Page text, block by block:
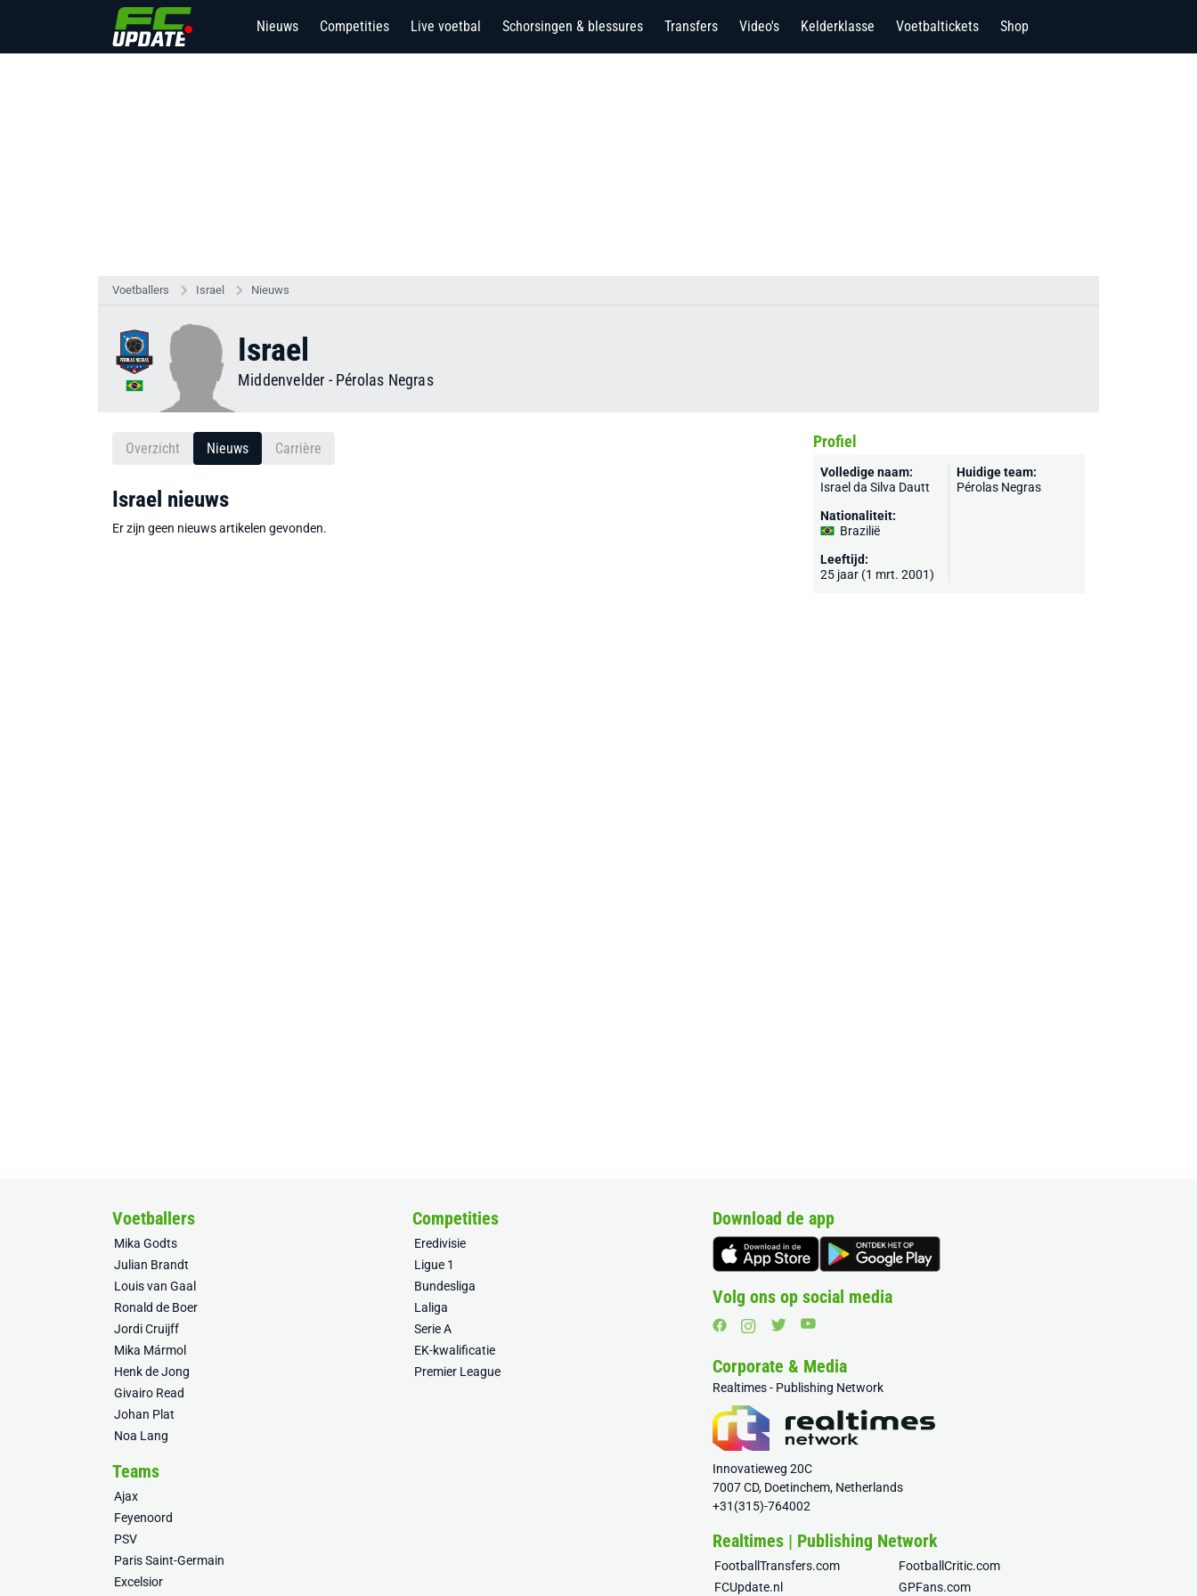
Nieuws Competities Live voetbal Schorsingen & blessures Transfers Video's Kelderklasse Voetbaltickets Shop
Voetballers Israel Nieuws
Israel
Middenvelder - Pérolas Negras
Overzicht Nieuws Carrière
Israel nieuws
Er zijn geen nieuws artikelen gevonden.
Profiel
Volledige naam:
Israel da Silva Dautt
Nationaliteit:
Brazilië
Leeftijd:
25 jaar (1 mrt. 2001)
Huidige team:
Pérolas Negras
Voetballers
Mika Godts
Julian Brandt
Louis van Gaal
Ronald de Boer
Jordi Cruijff
Mika Mármol
Henk de Jong
Givairo Read
Johan Plat
Noa Lang
Competities
Eredivisie
Ligue 1
Bundesliga
Laliga
Serie A
EK-kwalificatie
Premier League
Teams
Ajax
Feyenoord
PSV
Paris Saint-Germain
Excelsior
Download de app
Volg ons op social media
Corporate & Media
Realtimes - Publishing Network
Innovatieweg 20C
7007 CD, Doetinchem, Netherlands
+31(315)-764002
Realtimes | Publishing Network
FootballTransfers.com
FootballCritic.com
FCUpdate.nl
GPFans.com